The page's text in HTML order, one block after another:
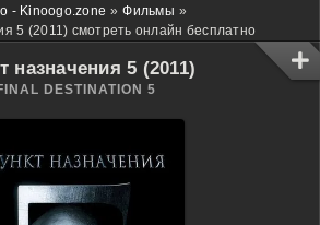
- Kinoogo.zone » Фильмы »
5 (2011) смотреть онлайн бесплатно
назначения 5 (2011)
DESTINATION 5